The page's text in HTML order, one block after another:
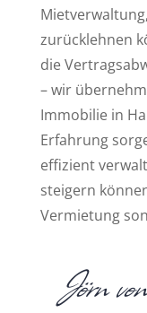
zurücklehnen
die
– wir
Immobilie in
Erfahrung
effizient
steigern
Vermietung
Jörn